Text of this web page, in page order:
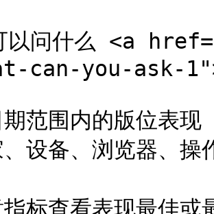
以问什么 <a
can-you-ask-
范围内的版位表现
设备、浏览器、操
标查看表现最佳或